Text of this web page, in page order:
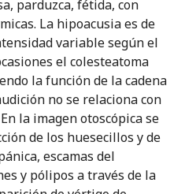
parduzca, fétida, con
La hipoacusia es de
variable según el
el colesteatoma
la función de la cadena
no se relaciona con
la imagen otoscópica se
de los huesecillos y de
escamas del
y pólipos a través de la